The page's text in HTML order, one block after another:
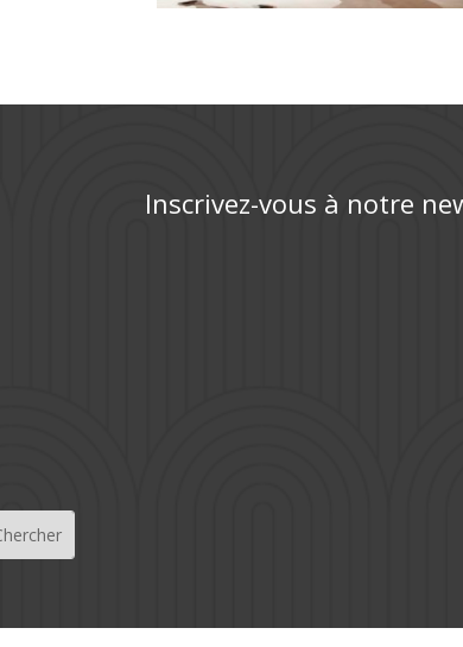
Inscrivez-vous à notre